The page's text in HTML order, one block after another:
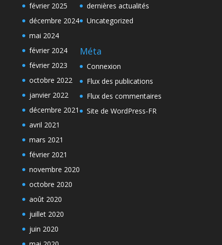
février 2025
décembre 2024
mai 2024
février 2024
février 2023
octobre 2022
janvier 2022
décembre 2021
avril 2021
mars 2021
février 2021
novembre 2020
octobre 2020
août 2020
juillet 2020
juin 2020
dernières actualités
Uncategorized
Méta
Connexion
Flux des publications
Flux des commentaires
Site de WordPress-FR